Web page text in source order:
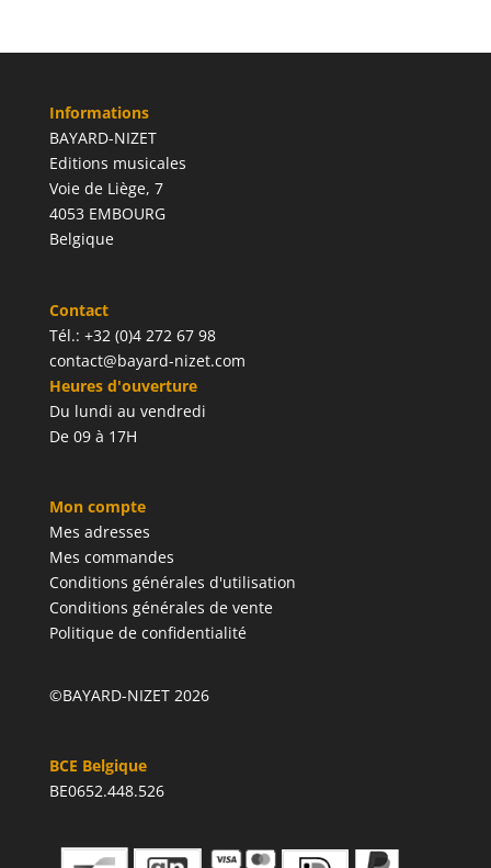
Informations
BAYARD-NIZET
Editions musicales
Voie de Liège, 7
4053 EMBOURG
Belgique
Contact
Tél.: +32 (0)4 272 67 98
contact@bayard-nizet.com
Heures d'ouverture
Du lundi au vendredi
De 09 à 17H
Mon compte
Mes adresses
Mes commandes
Conditions générales d'utilisation
Conditions générales de vente
Politique de confidentialité
©BAYARD-NIZET 2026
BCE Belgique
BE0652.448.526